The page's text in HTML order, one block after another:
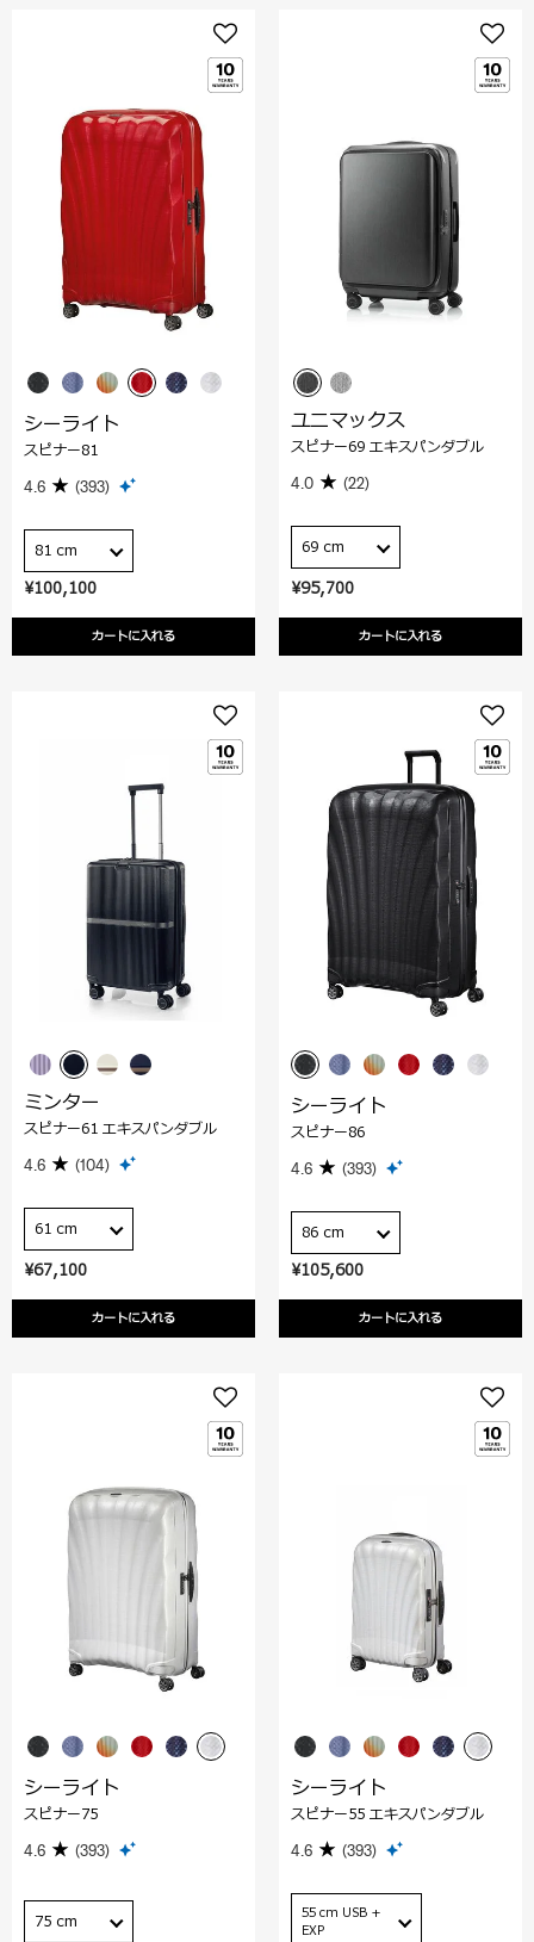
¥100,100
カートに入れる
シーライト
スピナー81
4.6 (393)
81 cm
¥95,700
カートに入れる
ユニマックス
スピナー69 エキスパンダブル
4.0 (22)
69 cm
¥67,100
カートに入れる
ミンター
スピナー61 エキスパンダブル
4.6 (104)
61 cm
¥105,600
カートに入れる
シーライト
スピナー86
4.6 (393)
86 cm
シーライト
スピナー75
4.6 (393)
75 cm
シーライト
スピナー55 エキスパンダブル
4.6 (393)
55 cm USB +
EXP